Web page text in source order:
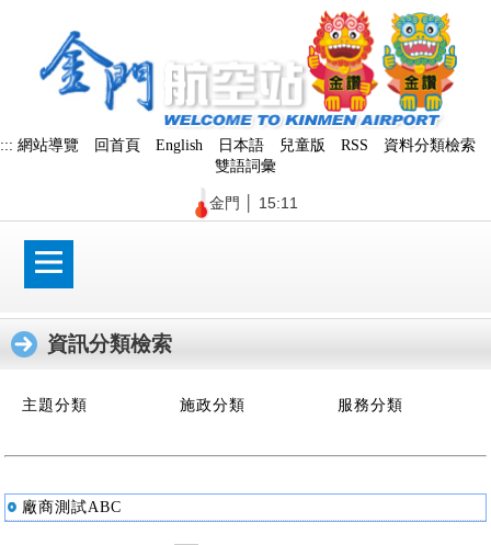
塊
::: 網站導覽 回首頁 English 日本語 兒童版 RSS
資料分類檢索
雙語詞彙
金門 15:11
資訊分類檢索
:::主題分類 施政分類 服務分類
廠商測試ABC